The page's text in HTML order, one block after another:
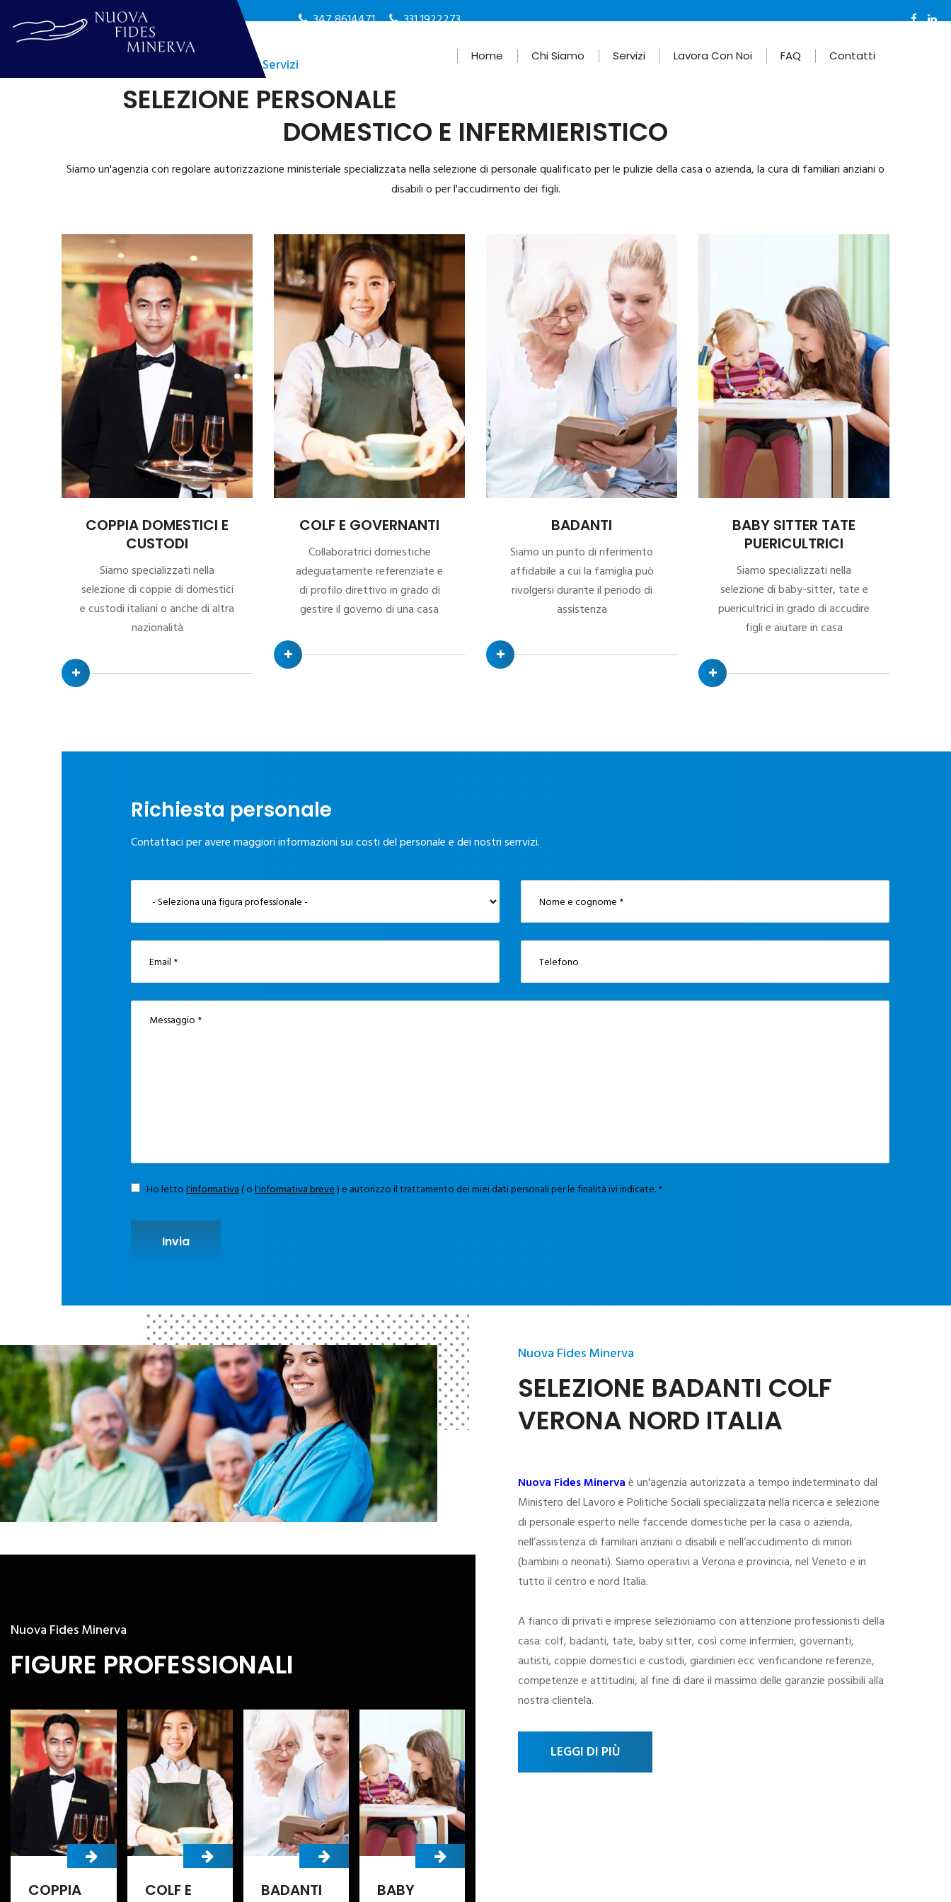
347 8614471 331 1922273
Home Chi Siamo Servizi Lavora Con Noi FAQ Contatti
I Nostri Servizi
SELEZIONE PERSONALE
DOMESTICO E INFERMIERISTICO
Siamo un'agenzia con regolare autorizzazione ministeriale specializzata nella selezione di personale qualificato per le pulizie della casa o azienda, la cura di familiari anziani o
disabili o per l'accudimento dei figli.
COPPIA DOMESTICI E
CUSTODI
Siamo specializzati nella
selezione di coppie di domestici
e custodi italiani o anche di altra
nazionalità
COLF E GOVERNANTI
Collaboratrici domestiche
adeguatamente referenziate e
di profilo direttivo in grado di
gestire il governo di una casa
BADANTI
Siamo un punto di riferimento
affidabile a cui la famiglia può
rivolgersi durante il periodo di
assistenza
BABY SITTER TATE
PUERICULTRICI
Siamo specializzati nella
selezione di baby-sitter, tate e
puericultrici in grado di accudire
figli e aiutare in casa
Richiesta personale
Contattaci per avere maggiori informazioni sui costi del personale e dei nostri serrvizi.
Obbligatorio
Ho lettol'informativa( ol'informativa breve) e autorizzo il trattamento dei miei dati personali per le finalità ivi indicate.*
Invia
Nuova Fides Minerva
SELEZIONE BADANTI COLF
VERONA NORD ITALIA
Nuova Fides Minervaè un'agenzia autorizzata a tempo indeterminato dal
Ministero del Lavoro e Politiche Sociali specializzata nella ricerca e selezione
di personale esperto nelle faccende domestiche per la casa o azienda,
nell’assistenza di familiari anziani o disabili e nell’accudimento di minori
(bambini o neonati). Siamo operativi a Verona e provincia, nel Veneto e in
tutto il centro e nord Italia.
A fianco di privati e imprese selezioniamo con attenzione professionisti della
casa: colf, badanti, tate, baby sitter, così come infermieri, governanti,
autisti, coppie domestici e custodi, giardinieri ecc verificandone referenze,
competenze e attitudini, al fine di dare il massimo delle garanzie possibili alla
nostra clientela.
LEGGI DI PIÙ
Nuova Fides Minerva
FIGURE PROFESSIONALI
COLF E
BADANTI
BABY
INFERMIERI